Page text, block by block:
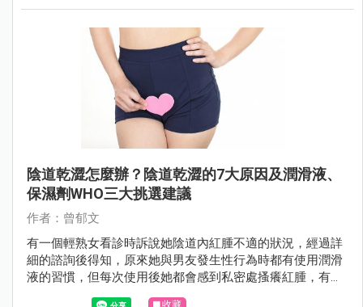
陰道乾澀怎麼辦？陰道乾澀的7大原因及潤滑液、
保濕劑WHO三大挑選建議
作者：曾郁文
有一個輕熟女看診時訴說她陰道內紅腫不適的狀況，經過詳
細的諮詢後得知，原來她與男友發生性行為時都有使用潤滑
液的習慣，但每次使用後她都會感到私密處搔癢紅腫，有一
點感覺像是「過敏」的感覺。
收藏